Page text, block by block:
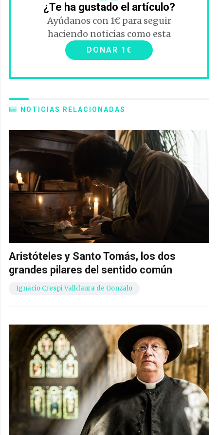
¿Te ha gustado el artículo?
Ayúdanos con 1€ para seguir
haciendo noticias como esta
DONAR 1€
NOTICIAS RELACIONADAS
Aristóteles y Santo Tomás, los dos
grandes pilares del sentido común
Ignacio Crespi Valldaura de Gonzalo